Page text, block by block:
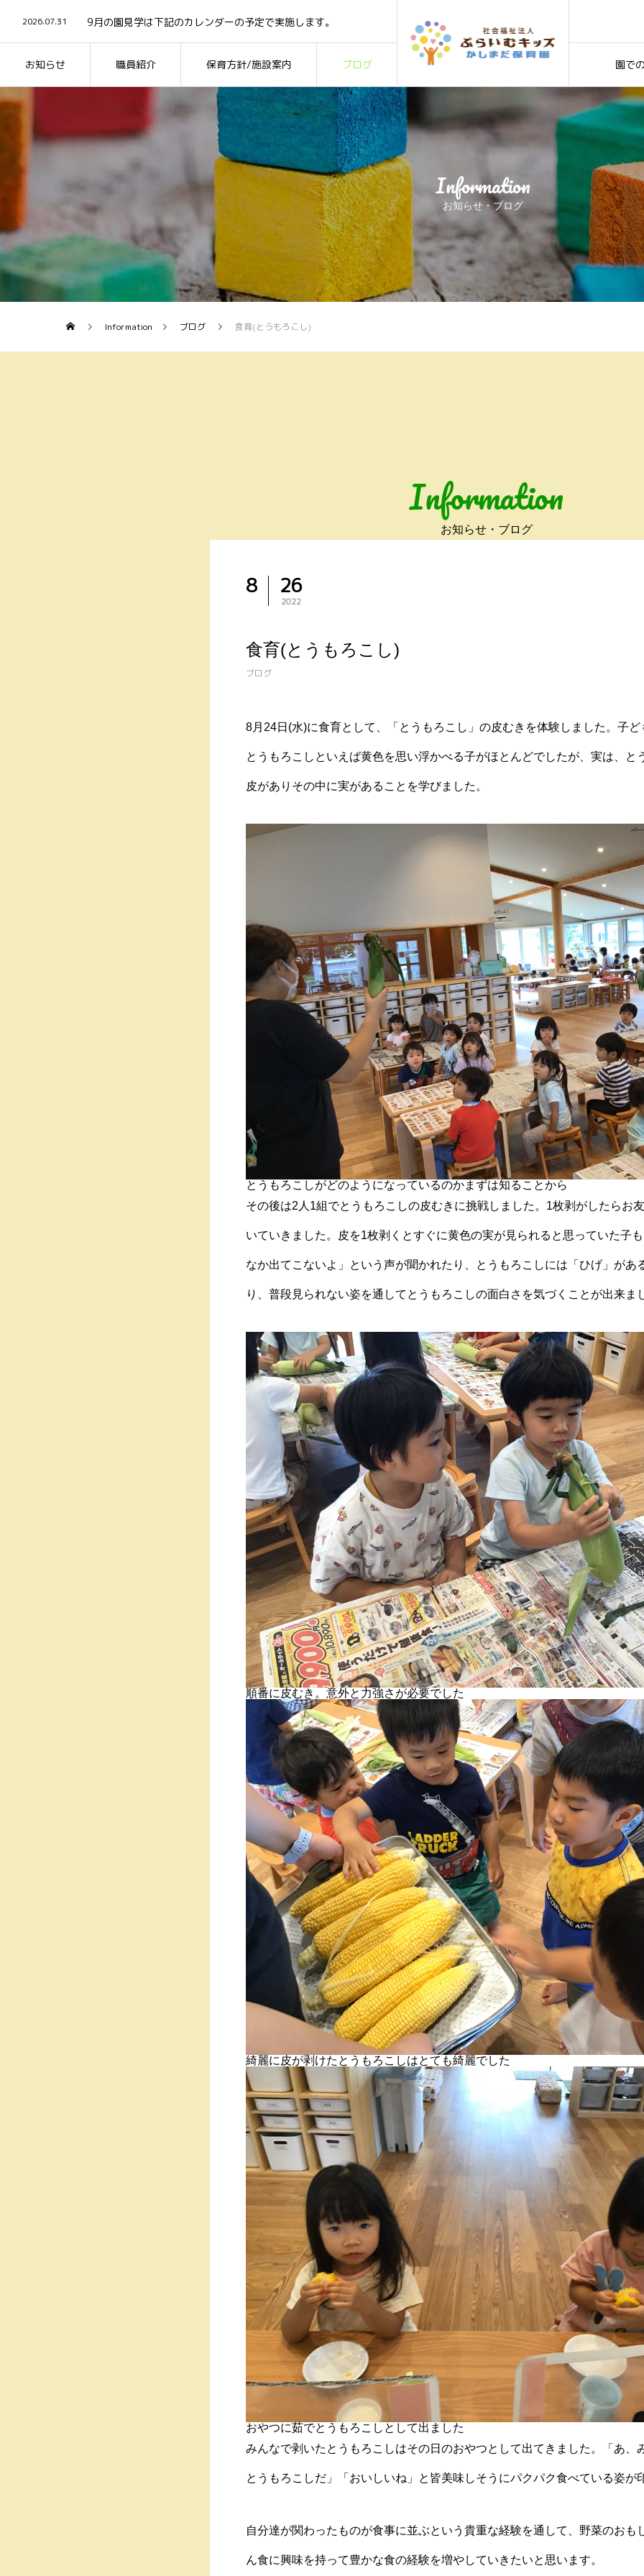
お知らせ 職員紹介 保育方針/施設案内 ブログ 園で
2026.07.31 9月の園見学は下記のカレンダーの予定で実施します。
2026.07.27 川崎市幸区「野菜の匂いを知ろう」0歳児 2026 #7
川崎市幸区 「雫遊び」5歳児 2026年＃6
2026.08.4 川崎市幸区「五感で楽しむ！スイカの食育」2歳児 2026＃11
2026.07.30 川崎市幸区「水遊び」2026
2026.07.27 川崎市幸区「野菜の匂いを知ろう」0歳児 2026 #7
Information
お知らせ・ブログ
Information ブログ 食育(とうもろこし)
Information
お知らせ・ブログ
8 26
2022
食育(とうもろこし)
ブログ
8月24日(水)に食育として、「とうもろこし」の皮むきを体験しました。子ど
とうもろこしといえば黄色を思い浮かべる子がほとんどでしたが、実は、と
皮がありその中に実があることを学びました。
とうもろこしがどのようになっているのかまずは知ることから
その後は2人1組でとうもろこしの皮むきに挑戦しました。1枚剥がしたらお
いていきました。皮を1枚剥くとすぐに黄色の実が見られると思っていた子
なか出てこないよ」という声が聞かれたり、とうもろこしには「ひげ」があ
り、普段見られない姿を通してとうもろこしの面白さを気づくことが出来ま
順番に皮むき。意外と力強さが必要でした
綺麗に皮が剥けたとうもろこしはとても綺麗でした
おやつに茹でとうもろこしとして出ました
みんなで剥いたとうもろこしはその日のおやつとして出てきました。「あ、
とうもろこしだ」「おいしいね」と皆美味しそうにパクパク食べている姿が
自分達が関わったものが食事に並ぶという貴重な経験を通して、野菜のおも
ん食に興味を持って豊かな食の経験を増やしていきたいと思います。